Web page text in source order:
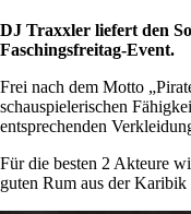
DJ Traxxler liefert den
Faschingsfreitag-Event.
Frei nach dem Motto
schauspielerischen
entsprechenden
Für die besten 2 Akteure
guten Rum aus der Karibik